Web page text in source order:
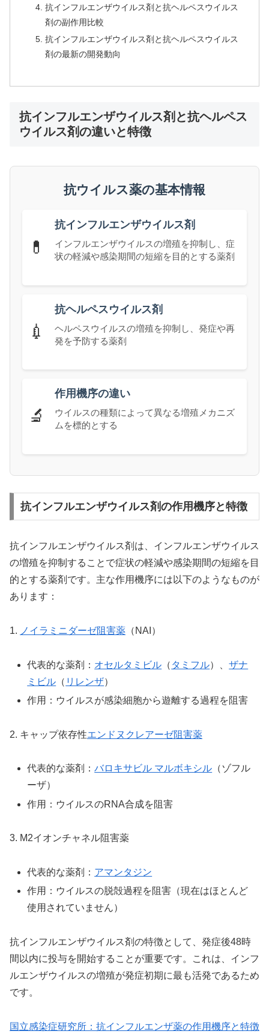
抗インフルエンザウイルス剤と抗ヘルペスウイルス
剤の副作用比較
抗インフルエンザウイルス剤と抗ヘルペスウイルス
剤の最新の開発動向
抗インフルエンザウイルス剤と抗ヘルペス
ウイルス剤の違いと特徴
抗ウイルス薬の基本情報
💊
抗インフルエンザウイルス剤
インフルエンザウイルスの増殖を抑制し、症
状の軽減や感染期間の短縮を目的とする薬剤
💉
抗ヘルペスウイルス剤
ヘルペスウイルスの増殖を抑制し、発症や再
発を予防する薬剤
🔬
作用機序の違い
ウイルスの種類によって異なる増殖メカニズ
ムを標的とする
抗インフルエンザウイルス剤の作用機序と特徴
抗インフルエンザウイルス剤は、インフルエンザウイルス
の増殖を抑制することで症状の軽減や感染期間の短縮を目
的とする薬剤です。主な作用機序には以下のようなものが
あります：
1. ノイラミニダーゼ阻害薬 （NAI）
代表的な薬剤： オセルタミビル （ タミフル）、ザナ
ミビル （ リレンザ）
作用：ウイルスが感染細胞から遊離する過程を阻害
2. キャップ依存性エンドヌクレアーゼ阻害薬
代表的な薬剤：バロキサビル マルボキシル （ゾフル
ーザ）
作用：ウイルスのRNA合成を阻害
3. M2イオンチャネル阻害薬
代表的な薬剤： アマンタジン
作用：ウイルスの脱殻過程を阻害（現在はほとんど
使用されていません）
抗インフルエンザウイルス剤の特徴として、発症後48時
間以内に投与を開始することが重要です。これは、インフ
ルエンザウイルスの増殖が発症初期に最も活発であるため
です。
国立感染症研究所：抗インフルエンザ薬の作用機序と特徴